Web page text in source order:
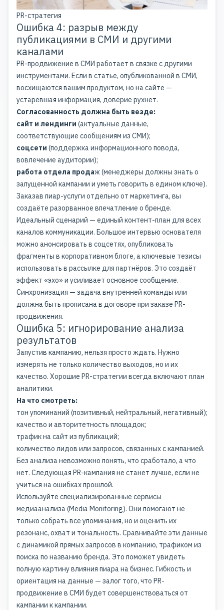
PR-стратегия
Ошибка 4: разрыв между
публикациями в СМИ и другими
каналами
PR-продвижение в СМИ работает в связке с другими
инструментами. Если в статье, опубликованной в СМИ,
восхищаются вашим продуктом, но на сайте —
устаревшая информация, доверие рухнет.
Согласованность должна быть везде:
сайт и лендинги (актуальные данные,
соответствующие сообщениям из СМИ);
соцсети (поддержка информационного повода,
вовлечение аудитории);
работа отдела продаж (менеджеры должны знать о
запущенной кампании и уметь говорить в едином ключе).
Заказав пиар-услуги отдельно от маркетинга, вы
создаёте разорванное впечатление о бренде.
Идеальный сценарий — единый контент-план для всех
каналов коммуникации. Большое интервью основателя
можно анонсировать в соцсетях, опубликовать
фрагменты в корпоративном блоге, а ключевые тезисы
использовать в рассылке для партнёров. Это создаёт
эффект «эхо» и усиливает основное сообщение.
Синхронизация — задача внутренней команды или
должна быть прописана в договоре при заказе PR-
продвижения.
Ошибка 5: игнорирование анализа
результатов
Запустив кампанию, нельзя просто ждать. Нужно
измерять не только количество выходов, но и их
качество. Хорошие PR-стратегии всегда включают план
аналитики.
На что смотреть:
тон упоминаний (позитивный, нейтральный, негативный);
качество и авторитетность площадок;
трафик на сайт из публикаций;
количество лидов или запросов, связанных с кампанией.
Без анализа невозможно понять, что сработало, а что
нет. Следующая PR-кампания не станет лучше, если не
учиться на ошибках прошлой.
Используйте специализированные сервисы
медиаанализа (Media Monitoring). Они помогают не
только собрать все упоминания, но и оценить их
резонанс, охват и тональность. Сравнивайте эти данные
с динамикой прямых запросов в компанию, трафиком из
поиска по названию бренда. Это поможет увидеть
полную картину влияния пиара на бизнес. Гибкость и
ориентация на данные — залог того, что PR-
продвижение в СМИ будет совершенствоваться от
кампании к кампании.